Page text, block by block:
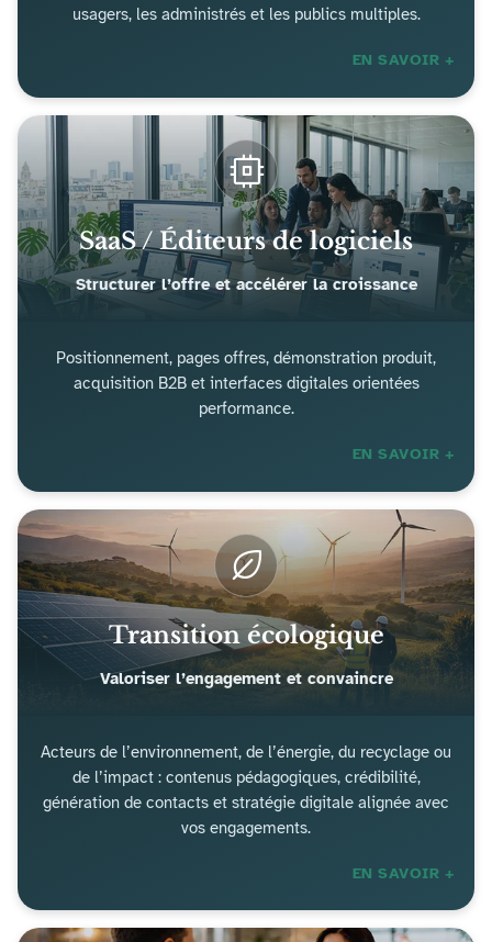
usagers, les administrés et les publics multiples.
EN SAVOIR +
SaaS / Éditeurs de logiciels
Structurer l’offre et accélérer la croissance
Positionnement, pages offres, démonstration produit,
acquisition B2B et interfaces digitales orientées
performance.
EN SAVOIR +
Transition écologique
Valoriser l’engagement et convaincre
Acteurs de l’environnement, de l’énergie, du recyclage ou
de l’impact : contenus pédagogiques, crédibilité,
génération de contacts et stratégie digitale alignée avec
vos engagements.
EN SAVOIR +